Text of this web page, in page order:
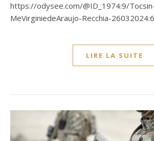
https://odysee.com/@ID_1974:9/
MeVirginiedeAraujo-Recchia-26032024:6
LIRE LA SUITE